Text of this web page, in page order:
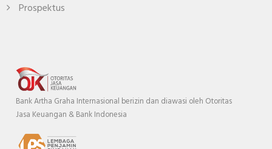
Prospektus
Bank Artha Graha Internasional berizin dan diawasi oleh Otoritas
Jasa Keuangan & Bank Indonesia